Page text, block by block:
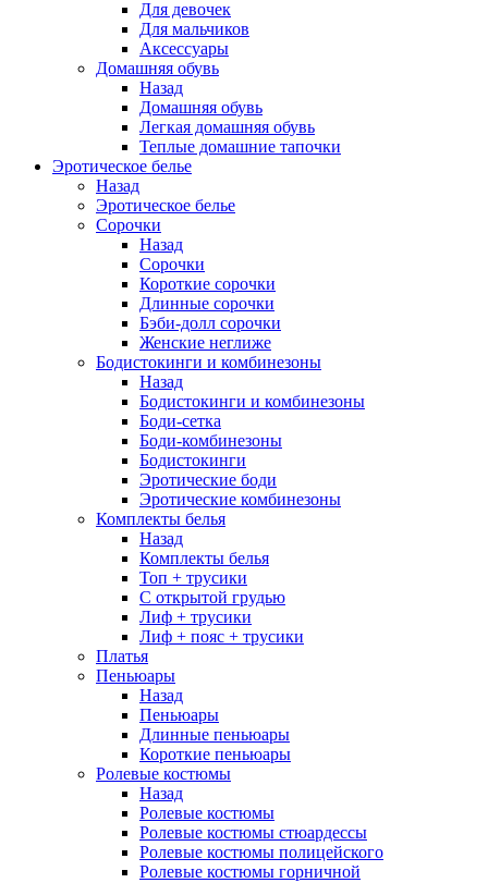
Для девочек
Для мальчиков
Аксессуары
Домашняя обувь
Назад
Домашняя обувь
Легкая домашняя обувь
Теплые домашние тапочки
Эротическое белье
Назад
Эротическое белье
Сорочки
Назад
Сорочки
Короткие сорочки
Длинные сорочки
Бэби-долл сорочки
Женские неглиже
Бодистокинги и комбинезоны
Назад
Бодистокинги и комбинезоны
Боди-сетка
Боди-комбинезоны
Бодистокинги
Эротические боди
Эротические комбинезоны
Комплекты белья
Назад
Комплекты белья
Топ + трусики
С открытой грудью
Лиф + трусики
Лиф + пояс + трусики
Платья
Пеньюары
Назад
Пеньюары
Длинные пеньюары
Короткие пеньюары
Ролевые костюмы
Назад
Ролевые костюмы
Ролевые костюмы стюардессы
Ролевые костюмы полицейского
Ролевые костюмы горничной